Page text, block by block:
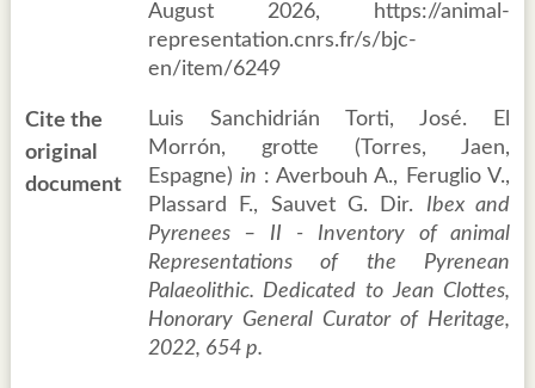
August 2026, https://animal-
representation.cnrs.fr/s/bjc-
en/item/6249
Cite the
original
document
Luis Sanchidrián Torti, José. El
Morrón, grotte (Torres, Jaen,
Espagne)in : Averbouh A., Feruglio V.,
Plassard F., Sauvet G. Dir. Ibex and
Pyrenees – II - Inventory of animal
Representations of the Pyrenean
Palaeolithic. Dedicated to Jean Clottes,
Honorary General Curator of Heritage,
2022, 654 p.